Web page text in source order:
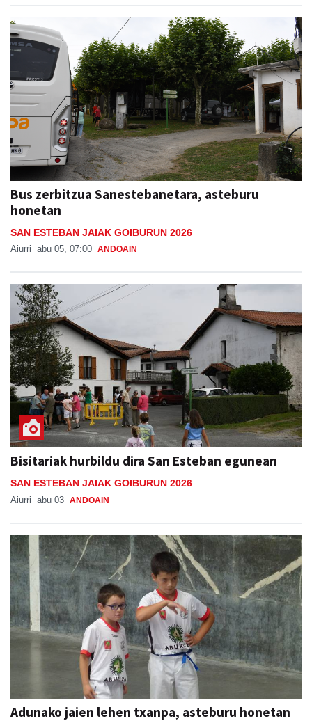
Bus zerbitzua Sanestebanetara, asteburu
honetan
SAN ESTEBAN JAIAK GOIBURUN 2026
Aiurri abu 05, 07:00 ANDOAIN
Bisitariak hurbildu dira San Esteban egunean
SAN ESTEBAN JAIAK GOIBURUN 2026
Aiurri abu 03 ANDOAIN
Adunako jaien lehen txanpa, asteburu honetan